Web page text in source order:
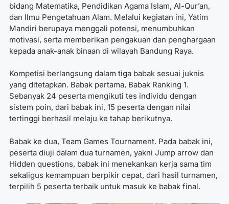
bidang Matematika, Pendidikan Agama Islam, Al-Qur’an,
dan Ilmu Pengetahuan Alam. Melalui kegiatan ini, Yatim
Mandiri berupaya menggali potensi, menumbuhkan
motivasi, serta memberikan pengakuan dan penghargaan
kepada anak-anak binaan di wilayah Bandung Raya.
Kompetisi berlangsung dalam tiga babak sesuai juknis
yang ditetapkan. Babak pertama, ⁠Babak Ranking 1.
Sebanyak 24 peserta mengikuti tes individu dengan
sistem poin, dari babak ini, 15 peserta dengan nilai
tertinggi berhasil melaju ke tahap berikutnya.
Babak ke dua, Team Games Tournament. Pada babak ini,
peserta diuji dalam dua turnamen, yakni Jump arrow dan
Hidden questions, babak ini menekankan kerja sama tim
sekaligus kemampuan berpikir cepat, dari hasil turnamen,
terpilih 5 peserta terbaik untuk masuk ke babak final.